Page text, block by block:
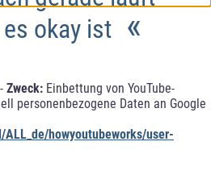
Zweck: Einbettung von YouTube-
personenbezogene Daten an Google
howyoutubeworks/user-
okay ist «